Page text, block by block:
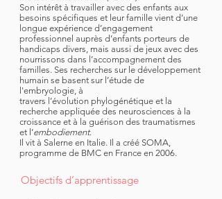
Son intérêt à travailler avec des enfants aux
besoins spécifiques et leur famille vient d’une
longue expérience d’engagement
professionnel auprès d’enfants porteurs de
handicaps divers, mais aussi de jeux avec des
nourrissons dans l’accompagnement des
familles. Ses recherches sur le développement
humain se basent sur l’étude de
l'embryologie, à
travers l’évolution phylogénétique et la
recherche appliquée des neurosciences à la
croissance et à la guérison des traumatismes
et l’embodiement.
Il vit à Salerne en Italie. Il a créé SOMA,
programme de BMC en France en 2006.
Objectifs d’apprentissage